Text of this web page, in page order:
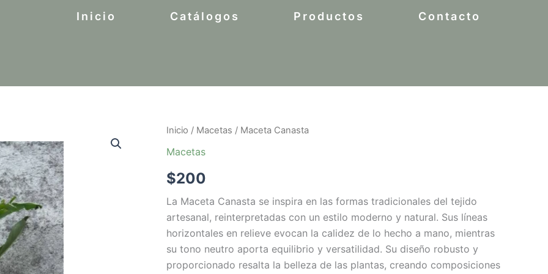
Inicio Catálogos Productos Contacto
Inicio / Macetas / Maceta Canasta
Macetas
$200
La Maceta Canasta se inspira en las formas tradicionales del tejido
artesanal, reinterpretadas con un estilo moderno y natural. Sus líneas
horizontales en relieve evocan la calidez de lo hecho a mano, mientras
su tono neutro aporta equilibrio y versatilidad. Su diseño robusto y
proporcionado resalta la belleza de las plantas, creando composiciones